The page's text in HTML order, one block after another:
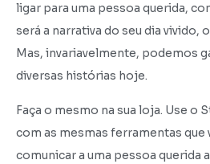
ligar para uma pessoa querida,
será a narrativa do seu dia vivido,
Mas, invariavelmente, podemos
diversas histórias hoje.
Faça o mesmo na sua loja. Use o
com as mesmas ferramentas que
comunicar a uma pessoa querida